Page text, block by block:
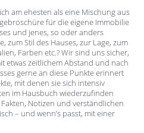
am ehesten als eine Mischung aus
für die eigene Immobilie
und jenes, so oder anders
zum Stil des Hauses, zur Lage, zum
Farben etc.? Wir sind uns sicher,
etwas zeitlichem Abstand und nach
gerne an diese Punkte erinnert
mit denen sie sich intensiv
im Hausbuch wiederzufinden
Notizen und verständlichen
– und wenn’s passt, mit einer